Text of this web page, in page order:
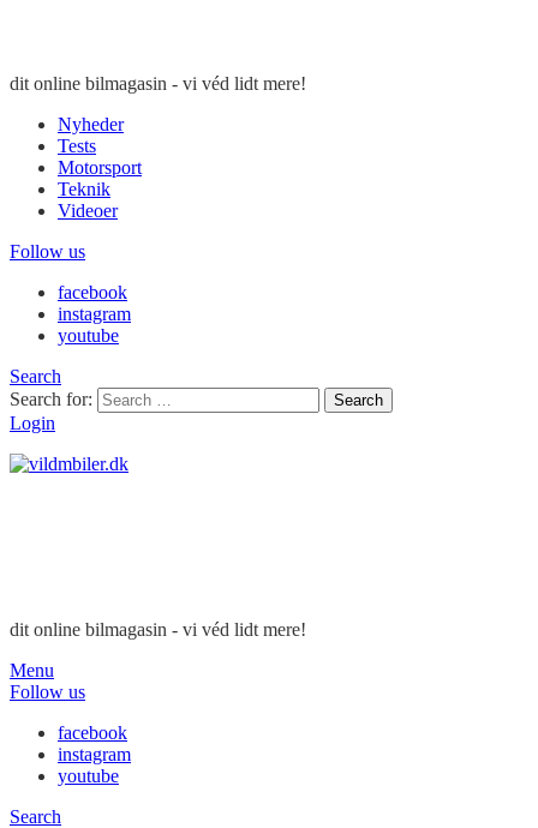
dit online bilmagasin - vi véd lidt mere!
Nyheder
Tests
Motorsport
Teknik
Videoer
Follow us
facebook
instagram
youtube
Search
Search for:
Search
Login
dit online bilmagasin - vi véd lidt mere!
Menu
Follow us
facebook
instagram
youtube
Search